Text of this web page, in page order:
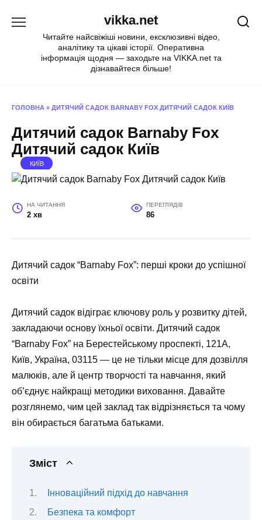
vikka.net
Читайте найсвіжіші новини, ексклюзивні відео,
аналітику та цікаві історії. Оперативна
інформація щодня — заходьте на VIKKA.net та
дізнавайтеся більше!
ГОЛОВНА » ДИТЯЧИЙ САДОК BARNABY FOX ДИТЯЧИЙ САДОК КИЇВ
Дитячий садок Barnaby Fox
Дитячий садок Київ
КИЇВ
НА ЧИТАННЯ
2 хв
ПЕРЕГЛЯДІВ
86
Дитячий садок “Barnaby Fox”: перші кроки до успішної
освіти
Дитячий садок відіграє ключову роль у розвитку дітей,
закладаючи основу їхньої освіти. Дитячий садок
“Barnaby Fox” на Берестейському проспекті, 121А,
Київ, Україна, 03115 — це не тільки місце для дозвілля
малюків, але й центр творчості та навчання, який
об’єднує найкращі методики виховання. Давайте
розглянемо, чим цей заклад так відрізняється та чому
він обирається багатьма батьками.
Зміст
Інноваційний підхід до навчання
Безпека та комфорт